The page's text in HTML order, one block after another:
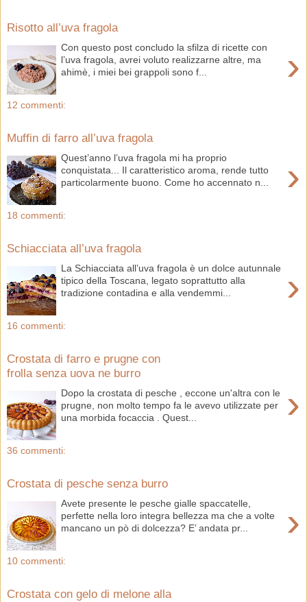
Risotto all’uva fragola
›
Con questo post concludo la sfilza di ricette con
l’uva fragola, avrei voluto realizzarne altre, ma
ahimè, i miei bei grappoli sono f...
12 commenti:
Muffin di farro all’uva fragola
›
Quest’anno l’uva fragola mi ha proprio
conquistata... Il caratteristico aroma, rende tutto
particolarmente buono. Come ho accennato n...
18 commenti:
Schiacciata all’uva fragola
›
La Schiacciata all’uva fragola è un dolce autunnale
tipico della Toscana, legato soprattutto alla
tradizione contadina e alla vendemmi...
16 commenti:
Crostata di farro e prugne con
frolla senza uova ne burro
›
Dopo la crostata di pesche , eccone un'altra con le
prugne, non molto tempo fa le avevo utilizzate per
una morbida focaccia . Quest...
36 commenti:
Crostata di pesche senza burro
›
Avete presente le pesche gialle spaccatelle,
perfette nella loro integra bellezza ma che a volte
mancano un pò di dolcezza? E’ andata pr...
10 commenti:
Crostata con gelo di melone alla